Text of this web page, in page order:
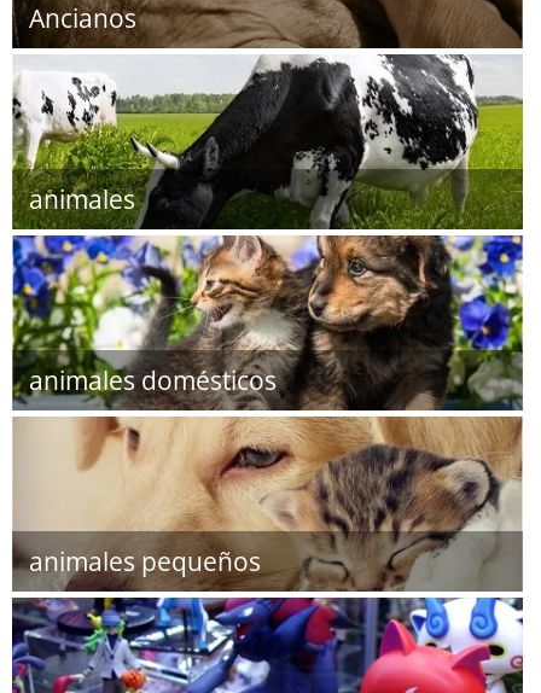
Ancianos
animales
animales domésticos
animales pequeños